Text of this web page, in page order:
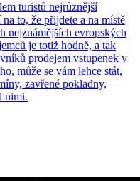
turistů nejrůznější
to, že přijdete a na místě
nejznámějších evropských
je totiž hodně, a tak
prodejem vstupenek v
může se vám lehce stát,
zavřené pokladny,
nimi.